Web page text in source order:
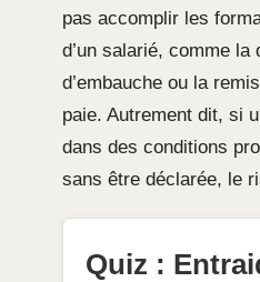
pas accomplir les
d’un salarié, comme la
d’embauche ou la
paie. Autrement dit, si
dans des conditions
sans être déclarée, le
Quiz :